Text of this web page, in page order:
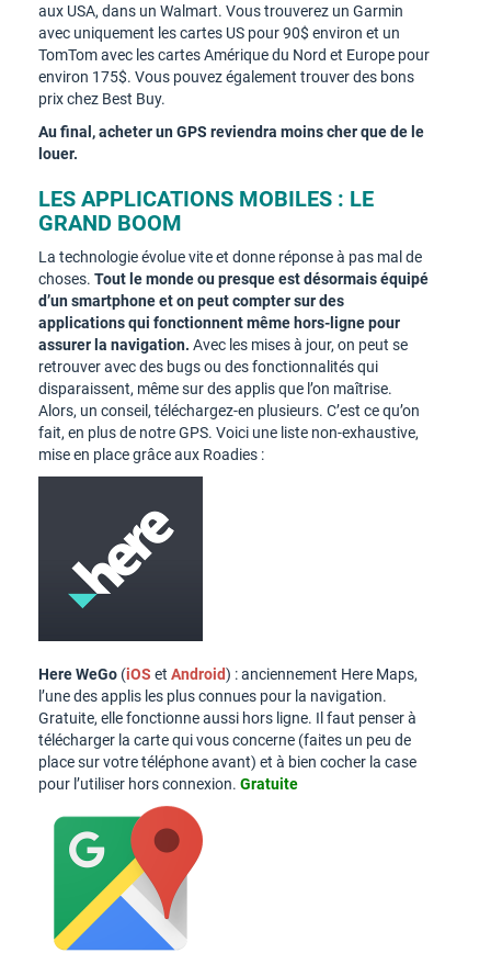
aux USA, dans un Walmart. Vous trouverez un Garmin
avec uniquement les cartes US pour 90$ environ et un
TomTom avec les cartes Amérique du Nord et Europe pour
environ 175$. Vous pouvez également trouver des bons
prix chez Best Buy.
Au final, acheter un GPS reviendra moins cher que de le
louer.
LES APPLICATIONS MOBILES : LE
GRAND BOOM
La technologie évolue vite et donne réponse à pas mal de
choses. Tout le monde ou presque est désormais équipé
d’un smartphone et on peut compter sur des
applications qui fonctionnent même hors-ligne pour
assurer la navigation. Avec les mises à jour, on peut se
retrouver avec des bugs ou des fonctionnalités qui
disparaissent, même sur des applis que l’on maîtrise.
Alors, un conseil, téléchargez-en plusieurs. C’est ce qu’on
fait, en plus de notre GPS. Voici une liste non-exhaustive,
mise en place grâce aux Roadies :
Here WeGo (iOS et Android) : anciennement Here Maps,
l’une des applis les plus connues pour la navigation.
Gratuite, elle fonctionne aussi hors ligne. Il faut penser à
télécharger la carte qui vous concerne (faites un peu de
place sur votre téléphone avant) et à bien cocher la case
pour l’utiliser hors connexion. Gratuite